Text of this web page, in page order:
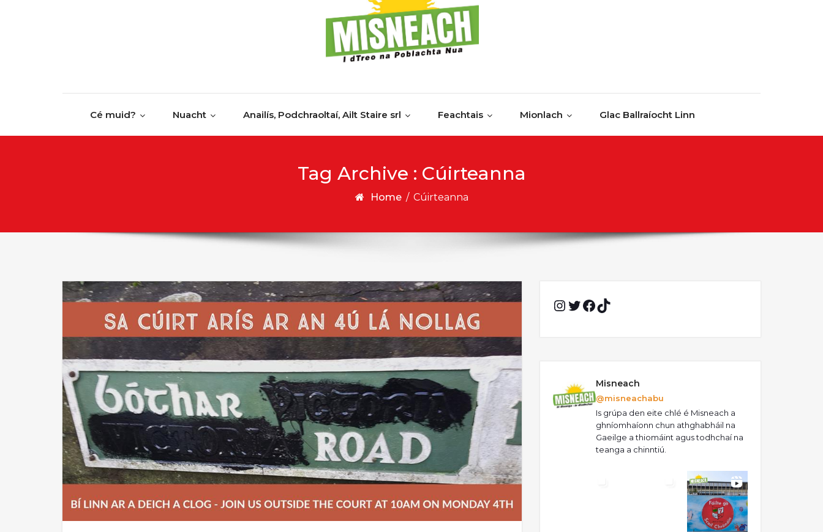
Cé muid? Nuacht Anailís, Podchraoltaí, Ailt Staire srl Feachtais Mionlach Glac Ballraíocht Linn
Tag Archive : Cúirteanna
Home / Cúirteanna
Instagram
TwitterFacebook
Misneach
@misneachabu
Is grúpa den eite chlé é Misneach a
ghníomhaíonn chun athghabháil na
Gaeilge a thiomáint agus todhchaí na
teanga a chinntiú.